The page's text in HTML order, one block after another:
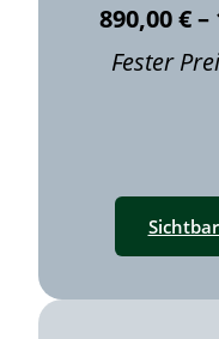
890,00 €
Fester